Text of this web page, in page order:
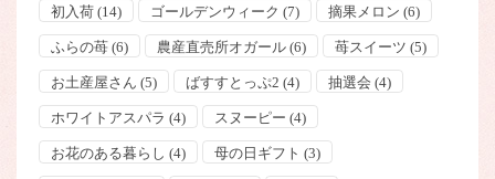
初入荷(14) ゴールデンウィーク (7) 摘果メロン (6)
ふらの苺(6) 農産直売所オガール(6) 苺スイーツ (5)
お土産屋さん (5) ばすすとっぷ2 (4) 抽選会 (4)
ホワイトアスパラ (4) スヌーピー (4)
お花のある暮らし (4) 母の日ギフト (3)